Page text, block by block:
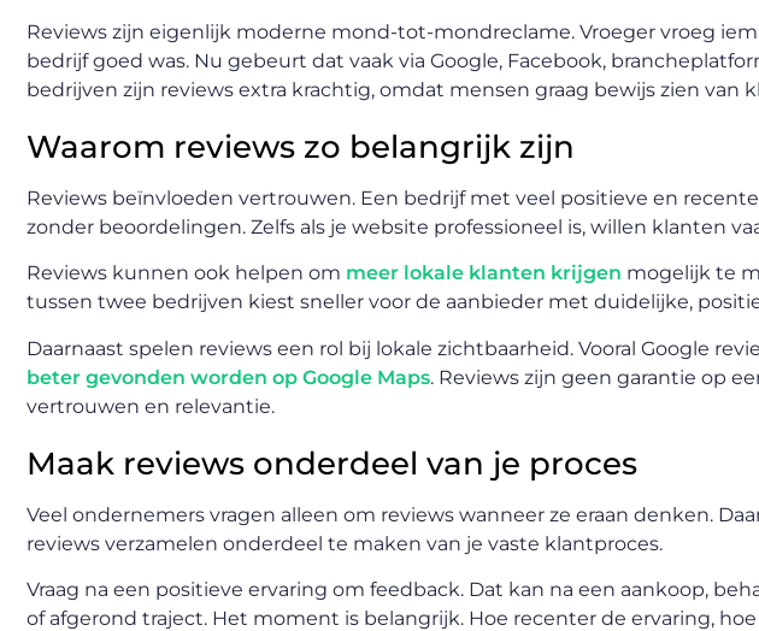
Reviews zijn eigenlijk moderne mond-tot-mondreclame. Vroeger vroeg
bedrijf goed was. Nu gebeurt dat vaak via Google, Facebook,
bedrijven zijn reviews extra krachtig, omdat mensen graag bewijs zien van
Waarom reviews zo belangrijk zijn
Reviews beïnvloeden vertrouwen. Een bedrijf met veel positieve en
zonder beoordelingen. Zelfs als je website professioneel is, willen klanten
Reviews kunnen ook helpen om meer lokale klanten krijgen mogelijk te
tussen twee bedrijven kiest sneller voor de aanbieder met duidelijke,
Daarnaast spelen reviews een rol bij lokale zichtbaarheid. Vooral Google
beter gevonden worden op Google Maps. Reviews zijn geen garantie op
vertrouwen en relevantie.
Maak reviews onderdeel van je proces
Veel ondernemers vragen alleen om reviews wanneer ze eraan denken.
reviews verzamelen onderdeel te maken van je vaste klantproces.
Vraag na een positieve ervaring om feedback. Dat kan na een aankoop,
of afgerond traject. Het moment is belangrijk. Hoe recenter de ervaring,